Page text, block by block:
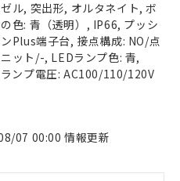
ル, 突出形, オルタネイト, ボ
色: 青（透明）, IP66, プッシ
Plus端子台, 接点構成: NO/点
ット/-, LEDランプ色: 青,
ンプ電圧: AC100/110/120V
07 00:00 情報更新